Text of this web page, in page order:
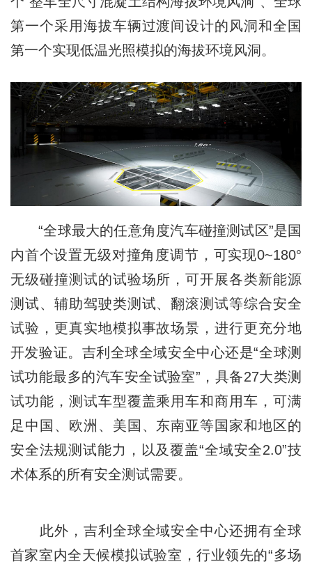
第一个采用海拔车辆过渡间设计的风洞和全国
第一个实现低温光照模拟的海拔环境风洞。
“全球最大的任意角度汽车碰撞测试区”是国
内首个设置无级对撞角度调节，可实现0~180°
无级碰撞测试的试验场所，可开展各类新能源
测试、辅助驾驶类测试、翻滚测试等综合安全
试验，更真实地模拟事故场景，进行更充分地
开发验证。吉利全球全域安全中心还是“全球测
试功能最多的汽车安全试验室”，具备27大类测
试功能，测试车型覆盖乘用车和商用车，可满
足中国、欧洲、美国、东南亚等国家和地区的
安全法规测试能力，以及覆盖“全域安全2.0”技
术体系的所有安全测试需要。
此外，吉利全球全域安全中心还拥有全球
首家室内全天候模拟试验室，行业领先的“多场